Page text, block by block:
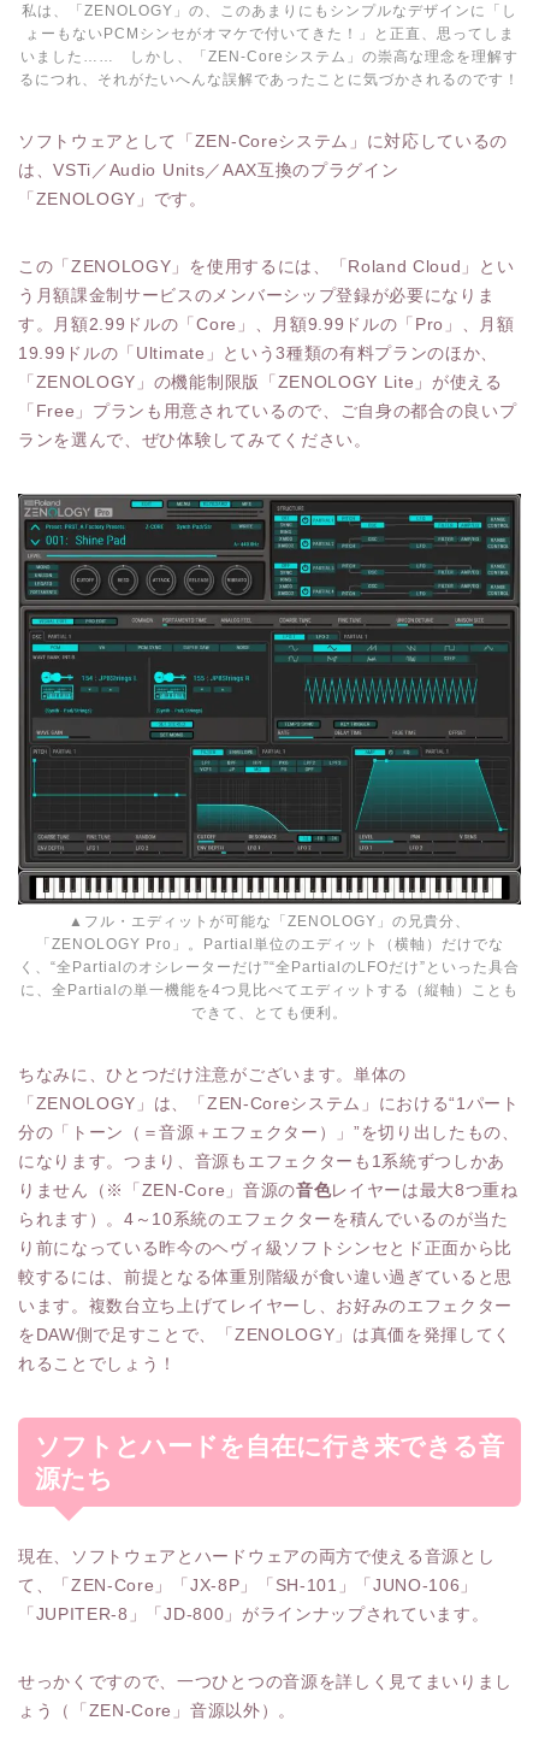
私は、「ZENOLOGY」の、このあまりにもシンプルなデザインに「し
ょーもないPCMシンセがオマケで付いてきた！」と正直、思ってしま
いました…… しかし、「ZEN-Coreシステム」の崇高な理念を理解す
るにつれ、それがたいへんな誤解であったことに気づかされるのです！
ソフトウェアとして「ZEN-Coreシステム」に対応しているの
は、VSTi／Audio Units／AAX互換のプラグイン
「ZENOLOGY」です。
この「ZENOLOGY」を使用するには、「Roland Cloud」とい
う月額課金制サービスのメンバーシップ登録が必要になりま
す。月額2.99ドルの「Core」、月額9.99ドルの「Pro」、月額
19.99ドルの「Ultimate」という3種類の有料プランのほか、
「ZENOLOGY」の機能制限版「ZENOLOGY Lite」が使える
「Free」プランも用意されているので、ご自身の都合の良いプ
ランを選んで、ぜひ体験してみてください。
▲フル・エディットが可能な「ZENOLOGY」の兄貴分、
「ZENOLOGY Pro」。Partial単位のエディット（横軸）だけでな
く、“全Partialのオシレーターだけ”“全PartialのLFOだけ”といった具合
に、全Partialの単一機能を4つ見比べてエディットする（縦軸）ことも
できて、とても便利。
ちなみに、ひとつだけ注意がございます。単体の
「ZENOLOGY」は、「ZEN-Coreシステム」における“1パート
分の「トーン（＝音源＋エフェクター）」”を切り出したもの、
になります。つまり、音源もエフェクターも1系統ずつしかあ
りません（※「ZEN-Core」音源の音色レイヤーは最大8つ重ね
られます）。4～10系統のエフェクターを積んでいるのが当た
り前になっている昨今のヘヴィ級ソフトシンセとド正面から比
較するには、前提となる体重別階級が食い違い過ぎていると思
います。複数台立ち上げてレイヤーし、お好みのエフェクター
をDAW側で足すことで、「ZENOLOGY」は真価を発揮してく
れることでしょう！
ソフトとハードを自在に行き来できる音
源たち
現在、ソフトウェアとハードウェアの両方で使える音源とし
て、「ZEN-Core」「JX-8P」「SH-101」「JUNO-106」
「JUPITER-8」「JD-800」がラインナップされています。
せっかくですので、一つひとつの音源を詳しく見てまいりまし
ょう（「ZEN-Core」音源以外）。